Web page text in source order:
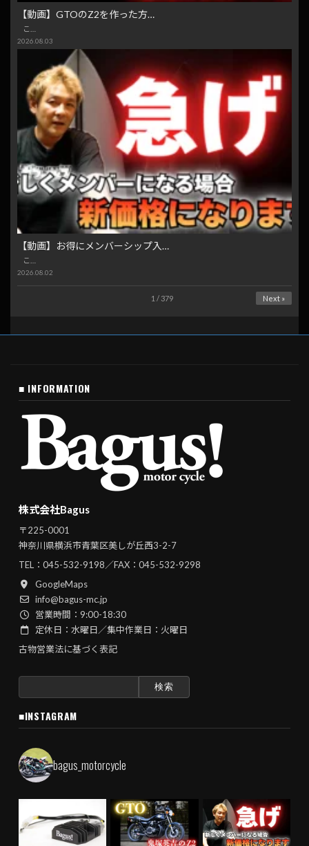
【動画】GTOのZ2を作った方…
こ…
2026.08.03
【動画】お得にメンバーシップ入…
こ…
2026.08.02
1 / 379 Next »
■ INFORMATION
株式会社Bagus
〒225-0001
神奈川県横浜市青葉区美しが丘西3-2-7
TEL： 045-532-9198／FAX：045-532-9298
GoogleMaps
info@bagus-mc.jp
営業時間：9:00-18:30
定休日：水曜日／集中作業日：火曜日
古物営業法に基づく表記
■INSTAGRAM
bagus_motorcycle